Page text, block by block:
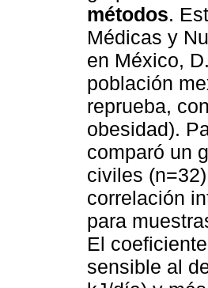
métodos.
Médicas y
en México,
población
reprueba,
obesidad).
comparó un
civiles
correlación
para
El
sensible al